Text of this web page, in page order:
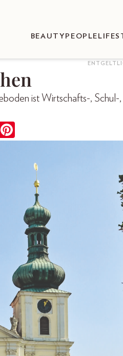
BEAUTY PEOPLE
ist Wirtschafts-, Schul-,